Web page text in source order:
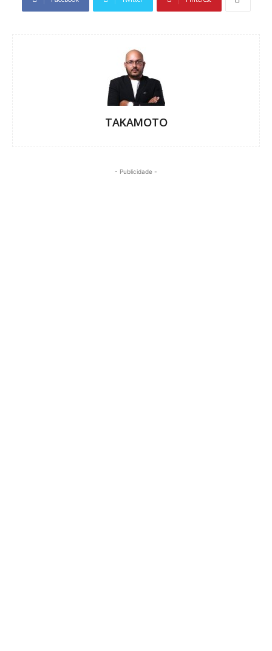
TAKAMOTO
- Publicidade -